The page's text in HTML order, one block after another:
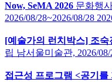
Now, SeMA 2026 문화행
2026/08/28~2026/08/28
[예술가의 런치박스] 조
립 남서울미술관, 2026/
접근성 프로그램 <공기